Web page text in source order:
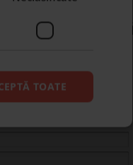
doamna
TOATE